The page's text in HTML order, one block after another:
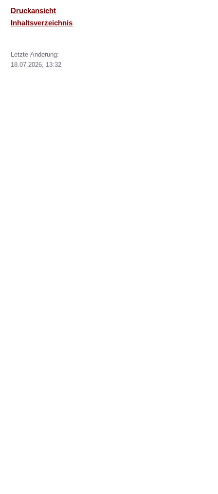
Druckansicht
Inhaltsverzeichnis
Letzte Änderung:
18.07.2026, 13:32